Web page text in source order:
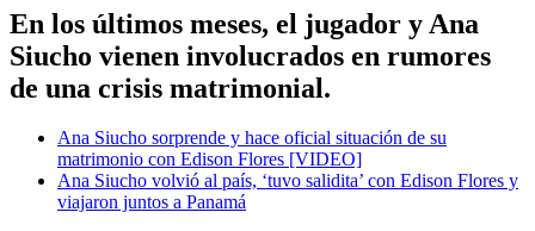
En los últimos meses, el jugador y Ana
Siucho vienen involucrados en rumores
de una crisis matrimonial.
Ana Siucho sorprende y hace oficial situación de su
matrimonio con Edison Flores [VIDEO]
Ana Siucho volvió al país, ‘tuvo salidita’ con Edison Flores y
viajaron juntos a Panamá